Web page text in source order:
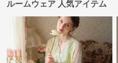
ルームウェア 人気アイテム